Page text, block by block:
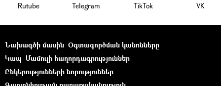
Rutube Telegram ТikТоk VK
Նախագծի մասին Օգտագործման կանոնները
Կապ Մամուլի հաղորդագրություններ
Ընկերությունների նորություններ